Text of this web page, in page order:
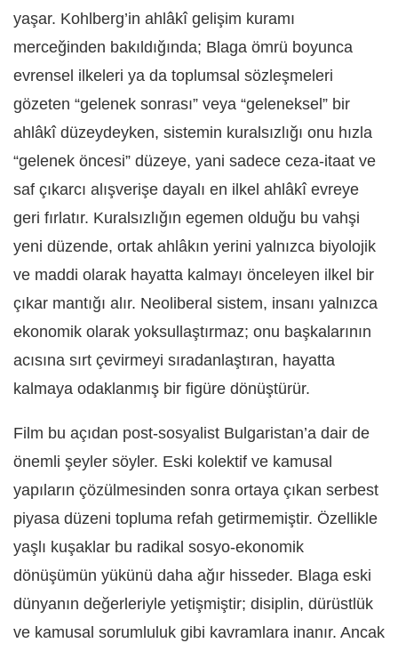
yaşar. Kohlberg’in ahlâkî gelişim kuramı
merceğinden bakıldığında; Blaga ömrü boyunca
evrensel ilkeleri ya da toplumsal sözleşmeleri
gözeten “gelenek sonrası” veya “geleneksel” bir
ahlâkî düzeydeyken, sistemin kuralsızlığı onu hızla
“gelenek öncesi” düzeye, yani sadece ceza-itaat ve
saf çıkarcı alışverişe dayalı en ilkel ahlâkî evreye
geri fırlatır. Kuralsızlığın egemen olduğu bu vahşi
yeni düzende, ortak ahlâkın yerini yalnızca biyolojik
ve maddi olarak hayatta kalmayı önceleyen ilkel bir
çıkar mantığı alır. Neoliberal sistem, insanı yalnızca
ekonomik olarak yoksullaştırmaz; onu başkalarının
acısına sırt çevirmeyi sıradanlaştıran, hayatta
kalmaya odaklanmış bir figüre dönüştürür.
Film bu açıdan post-sosyalist Bulgaristan’a dair de
önemli şeyler söyler. Eski kolektif ve kamusal
yapıların çözülmesinden sonra ortaya çıkan serbest
piyasa düzeni topluma refah getirmemiştir. Özellikle
yaşlı kuşaklar bu radikal sosyo-ekonomik
dönüşümün yükünü daha ağır hisseder. Blaga eski
dünyanın değerleriyle yetişmiştir; disiplin, dürüstlük
ve kamusal sorumluluk gibi kavramlara inanır. Ancak